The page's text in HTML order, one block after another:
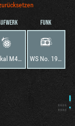
Jackal M4A4 FL10
FUNK
WS No. 19 Special